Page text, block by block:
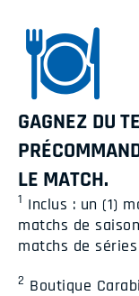
GAGNEZ DU
LE MATCH.
1 Inclus : un (1)
matchs de
matchs de
2 Boutique